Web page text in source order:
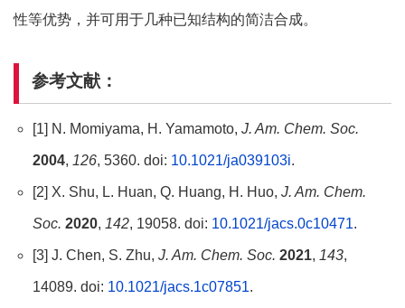
性等优势，并可用于几种已知结构的简洁合成。
参考文献：
[1] N. Momiyama, H. Yamamoto, J. Am. Chem. Soc.
2004, 126, 5360. doi: 10.1021/ja039103i.
[2] X. Shu, L. Huan, Q. Huang, H. Huo, J. Am. Chem.
Soc. 2020, 142, 19058. doi: 10.1021/jacs.0c10471.
[3] J. Chen, S. Zhu, J. Am. Chem. Soc. 2021, 143,
14089. doi: 10.1021/jacs.1c07851.